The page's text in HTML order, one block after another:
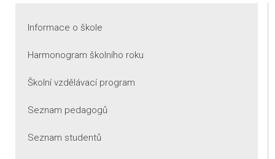
Informace o škole
Harmonogram školního roku
Školní vzdělávací program
Seznam pedagogů
Seznam studentů